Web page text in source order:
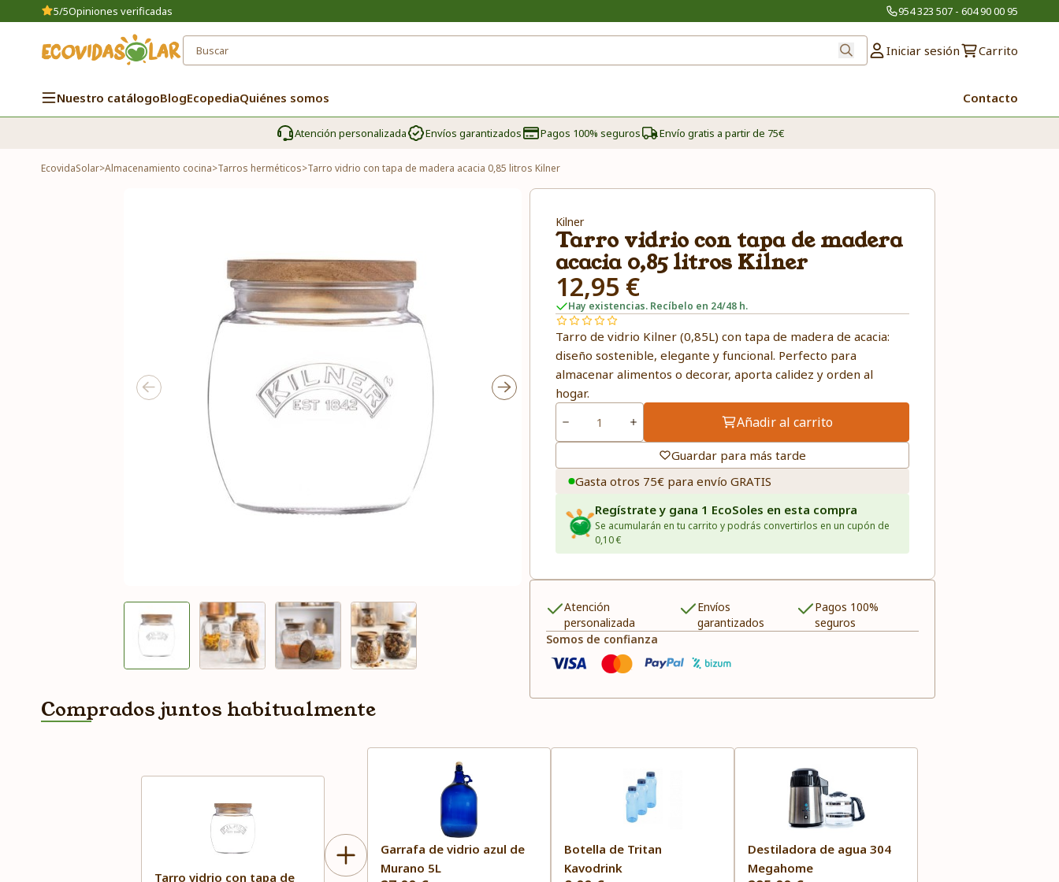
5/5Opiniones verificadas 954 323 507 - 604 90 00 95
Iniciar sesión Carrito
Nuestro catálogoBlogEcopediaQuiénes somos Contacto
Atención personalizada Envíos garantizados Pagos 100% seguros Envío gratis a partir de 75€
EcovidaSolar>Almacenamiento cocina>Tarros herméticos>Tarro vidrio con tapa de madera acacia 0,85 litros Kilner
Kilner
Tarro vidrio con tapa de madera
acacia 0,85 litros Kilner
12,95 €
Hay existencias. Recíbelo en 24/48 h.
Tarro de vidrio Kilner (0,85L) con tapa de madera de acacia:
diseño sostenible, elegante y funcional. Perfecto para
almacenar alimentos o decorar, aporta calidez y orden al
hogar.
Añadir al carrito
Guardar para más tarde
Gasta otros 75€ para envío GRATIS
Regístrate y gana 1 EcoSoles en esta compra
Se acumularán en tu carrito y podrás convertirlos en un cupón de
0,10 €
Atención
personalizada
Envíos
garantizados
Pagos 100%
seguros
Somos de confianza
Comprados juntos habitualmente
Tarro vidrio con tapa de
Garrafa de vidrio azul de
Murano 5L
Botella de Tritan
Kavodrink
Destiladora de agua 304
Megahome